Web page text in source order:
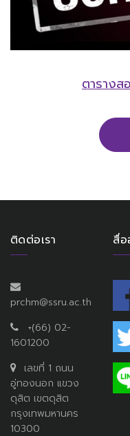
ตาราง
ติดต่อเรา
prchm@ssru.ac.th
+(66) 02-
1601200
เลขที่ 1 ถนน
อู่ทองนอก แขวง
ดุสิต เขตดุสิต
กรุงเทพมหานคร
10300
สื่อ